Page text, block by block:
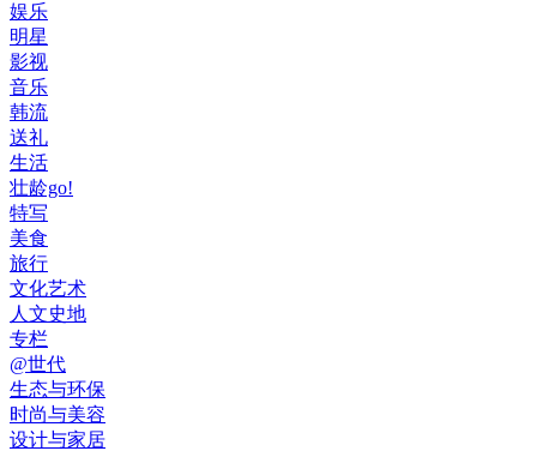
娱乐
明星
影视
音乐
韩流
送礼
生活
壮龄go!
特写
美食
旅行
文化艺术
人文史地
专栏
@世代
生态与环保
时尚与美容
设计与家居